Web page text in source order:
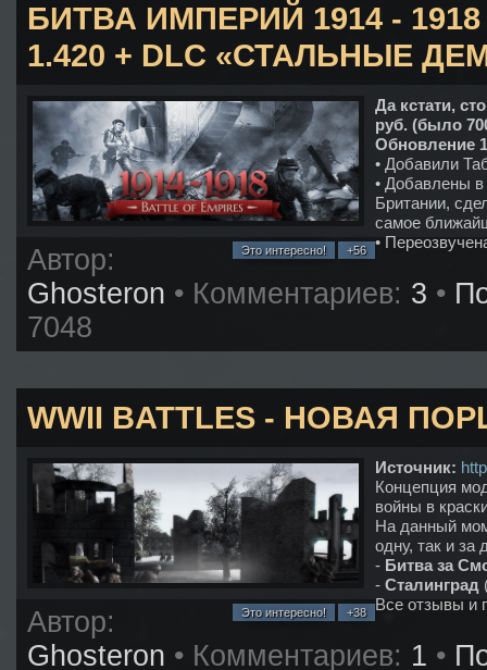
БИТВА ИМПЕРИЙ 1914 -
1.420 + DLC «СТАЛЬНЫЕ
Да кстати,
pуб. (было
Обновление
• Добавили
• Добавлены
Британии,
самое
•
Это интересно! +56
Автор:
Ghosteron • Комментариев: 3 •
7048
WWII BATTLES - НОВАЯ
Источник:
Концепция
войны в
На данный
одну, так и за
- Битва за
- Сталинград
Все отзывы и
Это интересно! +38
Автор:
Ghosteron • Комментариев: 1 •